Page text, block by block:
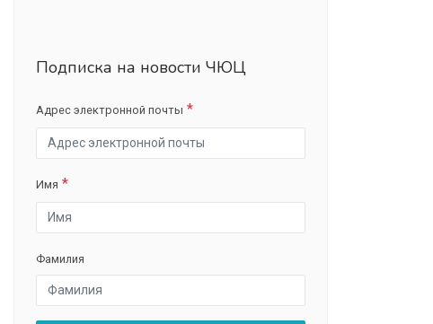
Подписка на новости ЧЮЦ
Адрес электронной почты
Имя
Фамилия